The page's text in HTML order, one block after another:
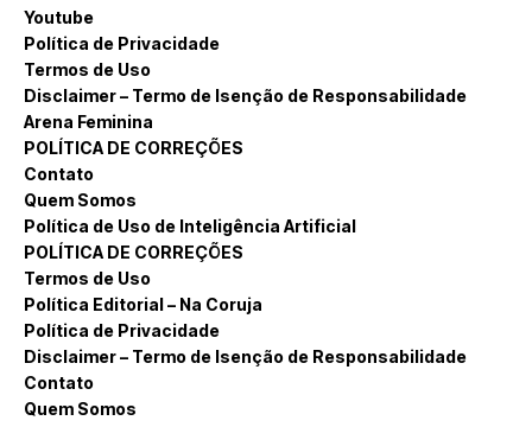
Youtube
Política de Privacidade
Termos de Uso
Disclaimer – Termo de Isenção de Responsabilidade
Arena Feminina
POLÍTICA DE CORREÇÕES
Contato
Quem Somos
Política de Uso de Inteligência Artificial
POLÍTICA DE CORREÇÕES
Termos de Uso
Política Editorial – Na Coruja
Política de Privacidade
Disclaimer – Termo de Isenção de Responsabilidade
Contato
Quem Somos